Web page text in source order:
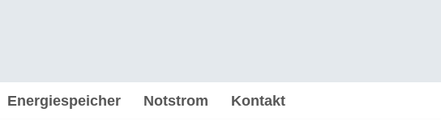
Energiespeicher Notstrom Kontakt